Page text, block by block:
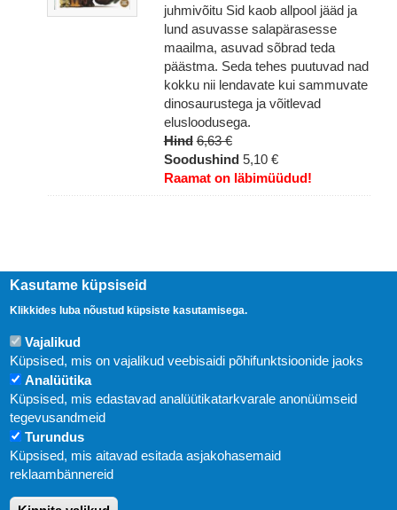
juhmivõitu Sid kaob allpool jääd ja
lund asuvasse salapärasesse
maailma, asuvad sõbrad teda
päästma. Seda tehes puutuvad nad
kokku nii lendavate kui sammuvate
dinosaurustega ja võitlevad
elusloodusega.
Hind 6,63 €
Soodushind 5,10 €
Raamat on läbimüüdud!
Uudised
KIRJASTUS PEGASUS OÜ © 2020
Paldiski mnt. 29 (A korpus VI korrus), Tallinn
Kasutame küpsiseid
Klikkides luba nõustud küpsiste kasutamisega.
Vajalikud
Küpsised, mis on vajalikud veebisaidi põhifunktsioonide jaoks
Analüütika
Küpsised, mis edastavad analüütikatarkvarale anonüümseid
tegevusandmeid
Turundus
Küpsised, mis aitavad esitada asjakohasemaid
reklaambännereid